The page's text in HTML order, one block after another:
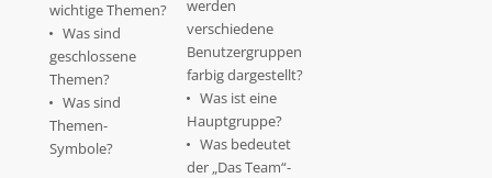
wichtige Themen?
Was sind
geschlossene
Themen?
Was sind
Themen-
Symbole?
werden
verschiedene
Benutzergruppen
farbig dargestellt?
Was ist eine
Hauptgruppe?
Was bedeutet
der „Das Team“-